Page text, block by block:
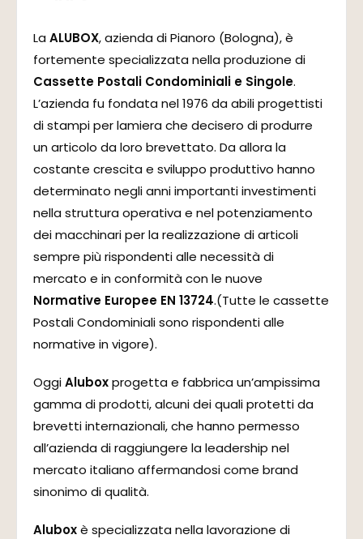
La ALUBOX, azienda di Pianoro (Bologna), è
fortemente specializzata nella produzione di
Cassette Postali Condominiali e Singole.
L’azienda fu fondata nel 1976 da abili progettisti
di stampi per lamiera che decisero di produrre
un articolo da loro brevettato. Da allora la
costante crescita e sviluppo produttivo hanno
determinato negli anni importanti investimenti
nella struttura operativa e nel potenziamento
dei macchinari per la realizzazione di articoli
sempre più rispondenti alle necessità di
mercato e in conformità con le nuove
Normative Europee EN 13724.(Tutte le cassette
Postali Condominiali sono rispondenti alle
normative in vigore).
OggiAluboxprogetta e fabbrica un’ampissima
gamma di prodotti, alcuni dei quali protetti da
brevetti internazionali, che hanno permesso
all’azienda di raggiungere la leadership nel
mercato italiano affermandosi come brand
sinonimo di qualità.
Aluboxè specializzata nella lavorazione di